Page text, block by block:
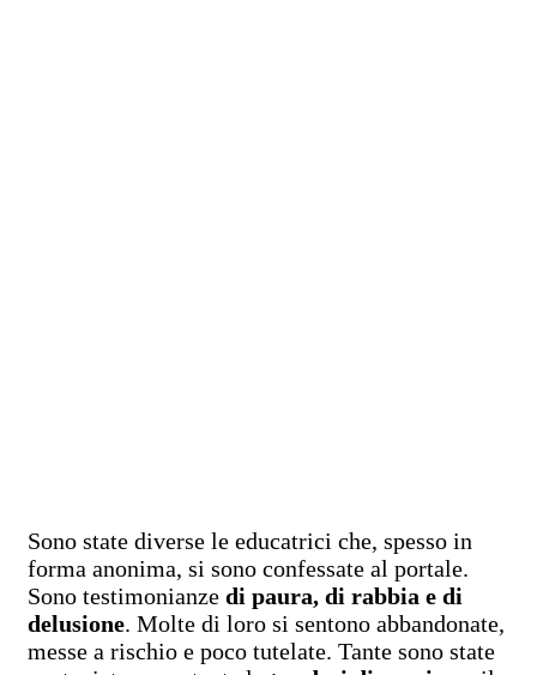
Sono state diverse le educatrici che, spesso in
forma anonima, si sono confessate al portale.
Sono testimonianze di paura, di rabbia e di
delusione. Molte di loro si sentono abbandonate,
messe a rischio e poco tutelate. Tante sono state